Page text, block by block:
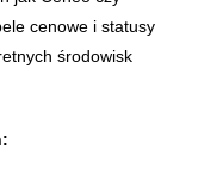
cenowe i statusy
środowisk